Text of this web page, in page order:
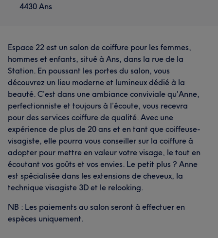
4430 Ans
Espace 22 est un salon de coiffure pour les femmes,
hommes et enfants, situé à Ans, dans la rue de la
Station. En poussant les portes du salon, vous
découvrez un lieu moderne et lumineux dédié à la
beauté. C’est dans une ambiance conviviale qu'Anne,
perfectionniste et toujours à l’écoute, vous recevra
pour des services coiffure de qualité. Avec une
expérience de plus de 20 ans et en tant que coiffeuse-
visagiste, elle pourra vous conseiller sur la coiffure à
adopter pour mettre en valeur votre visage, le tout en
écoutant vos goûts et vos envies. Le petit plus ? Anne
est spécialisée dans les extensions de cheveux, la
technique visagiste 3D et le relooking.
NB : Les paiements au salon seront à effectuer en
espèces uniquement.